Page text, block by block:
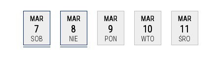
MAR
7
SOB
MAR
8
NIE
MAR
9
PON
MAR
10
WTO
MAR
11
ŚRO